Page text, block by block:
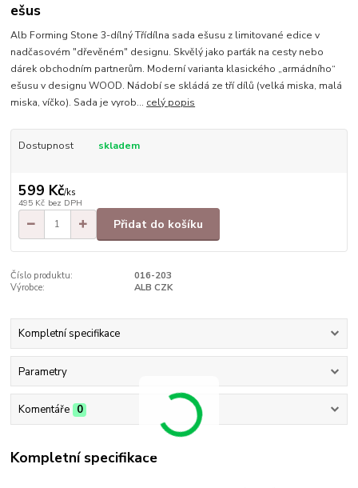
ešus
Alb Forming Stone 3-dílný Třídílna sada ešusu z limitované edice v
nadčasovém "dřevěném" designu. Skvělý jako parťák na cesty nebo
dárek obchodním partnerům. Moderní varianta klasického „armádního“
ešusu v designu WOOD. Nádobí se skládá ze tří dílů (velká miska, malá
miska, víčko). Sada je vyrob... celý popis
Dostupnost skladem
599 Kč/ks
495 Kč bez DPH
Přidat do košíku
Číslo produktu:
016-203
Výrobce:
ALB CZK
Kompletní specifikace
Parametry
Komentáře 0
Kompletní specifikace